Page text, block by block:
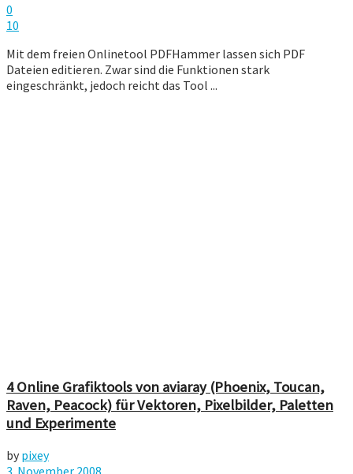
0
10
Mit dem freien Onlinetool PDFHammer lassen sich PDF
Dateien editieren. Zwar sind die Funktionen stark
eingeschränkt, jedoch reicht das Tool ...
4 Online Grafiktools von aviaray (Phoenix, Toucan,
Raven, Peacock) für Vektoren, Pixelbilder, Paletten
und Experimente
by pixey
3. November 2008